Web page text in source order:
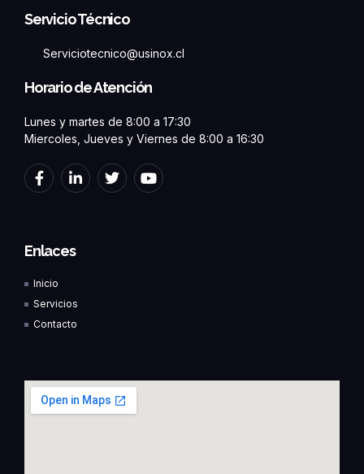
Servicio Técnico
Serviciotecnico@usinox.cl
Horario de Atención
Lunes y martes de 8:00 a 17:30
Miercoles, Jueves y Viernes de 8:00 a 16:30
F
a
o
o
-
f
L
i
i
i
T
w
Y
o
Enlaces
Inicio
Servicios
Contacto